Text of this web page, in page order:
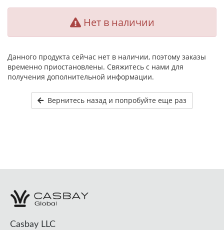
Нет в наличии
Данного продукта сейчас нет в наличии, поэтому заказы
временно приостановлены. Свяжитесь с нами для
получения дополнительной информации.
Вернитесь назад и попробуйте еще раз
Casbay LLC